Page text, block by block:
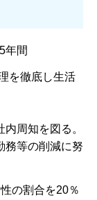
年間
を徹底し生活
周知を図る。
務等の削減に努
の割合を20％